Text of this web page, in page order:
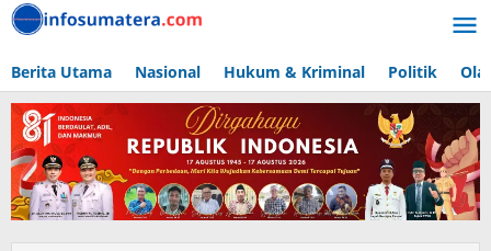
Lewati
ke
Berita Utama Nasional Hukum & Kriminal Politik